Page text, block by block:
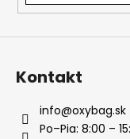
Kontakt
info@oxybag.sk
Po–Pia: 8:00 –